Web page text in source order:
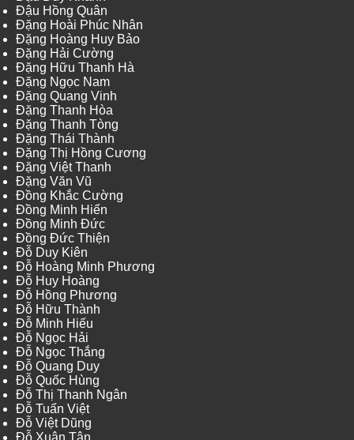
Đậu Hồng Quân
Đặng Hoài Phúc Nhân
Đặng Hoàng Huy Bảo
Đặng Hải Cường
Đặng Hữu Thanh Hà
Đặng Ngọc Nam
Đặng Quang Vinh
Đặng Thanh Hòa
Đặng Thanh Tòng
Đặng Thái Thành
Đặng Thị Hồng Cương
Đặng Việt Thanh
Đặng Văn Vũ
Đồng Khắc Cường
Đồng Minh Hiển
Đồng Minh Đức
Đồng Đức Thiện
Đỗ Duy Kiên
Đỗ Hoàng Minh Phương
Đỗ Huy Hoàng
Đỗ Hồng Phương
Đỗ Hữu Thành
Đỗ Minh Hiếu
Đỗ Ngọc Hải
Đỗ Ngọc Thắng
Đỗ Quang Duy
Đỗ Quốc Hùng
Đỗ Thị Thanh Ngân
Đỗ Tuấn Việt
Đỗ Việt Dũng